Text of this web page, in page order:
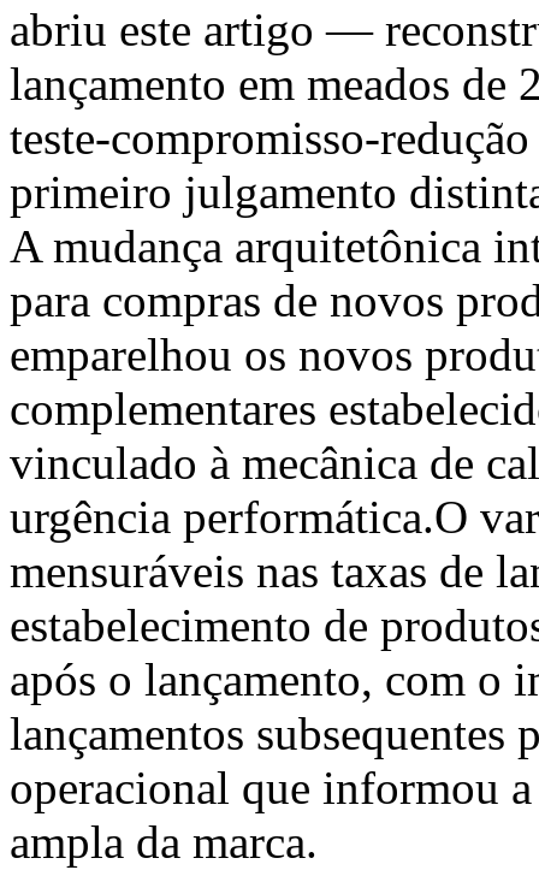
abriu este artigo —
lançamento em meados de
teste-compromisso-
primeiro julgamento
A mudança arquitetônica
para compras de novos
emparelhou os novos
complementares
vinculado à mecânica de
urgência performática.O
mensuráveis nas taxas de
estabelecimento de
após o lançamento, com o
lançamentos subsequentes
operacional que informou
ampla da marca.